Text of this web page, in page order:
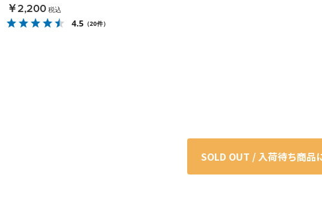
￥2,200税込
4.5 （20件）
SOLD OUT / 入荷待ち商品